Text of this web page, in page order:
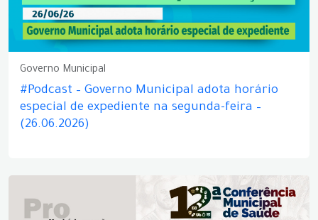
Governo Municipal
#Podcast – Governo Municipal adota horário
especial de expediente na segunda-feira –
(26.06.2026)